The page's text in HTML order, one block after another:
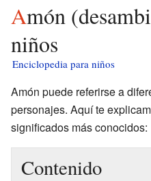
Amón (desambiguación) para
niños
Enciclopedia para niños
Amón puede referirse a
personajes. Aquí te
significados más conocidos:
Contenido